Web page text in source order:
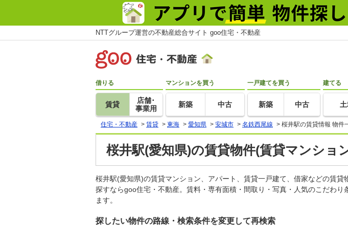
NTTグループ運営の不動産総合サイト goo住宅・不動産
借りる
賃貸
店舗･
事業用
マンションを買う
新築 中古
一戸建てを買う
新築 中古
建てる
住宅・不動産 > 賃貸 > 東海 > 愛知県 > 安城市 > 名鉄西尾線 > 桜井駅の賃貸情報 物件
桜井駅(愛知県)の賃貸物件(賃貸マンショ
桜井駅(愛知県)の賃貸マンション、アパート、賃貸一戸建て、借家などの賃
探すならgoo住宅・不動産。賃料・専有面積・間取り・写真・人気のこだわ
ます。
探したい物件の路線・検索条件を変更して再検索